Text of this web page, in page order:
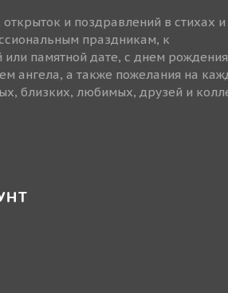
открыток и поздравлений в стихах и
праздникам, к
или памятной дате, с днем
ангела, а также пожелания на
близких, любимых, друзей и